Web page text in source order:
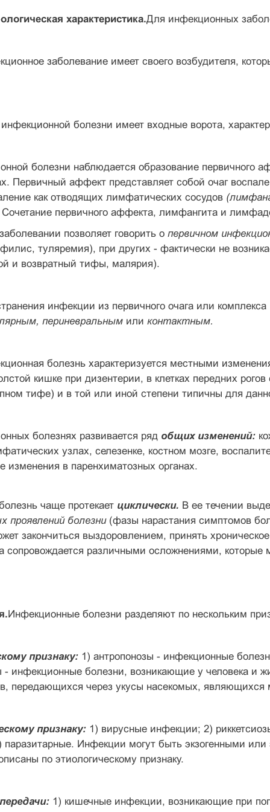
характеристика.Для инфекционных
заболевание имеет своего возбудителя,
болезни имеет входные ворота,
болезни наблюдается образование первичного
Первичный аффект представляет собой очаг
как отводящих лимфатических сосудов
Сочетание первичного аффекта, лимфангита и
позволяет говорить о первичном
туляремия), при других - фактически не
и возвратный тифы, малярия).
инфекции из первичного очага или
периневральным или контактным.
болезнь характеризуется местными
кишке при дизентерии, в клетках передних
тифе) и в той или иной степени типичны для
болезнях развивается ряд общих изменений:
узлах, селезенке, костном мозге,
изменения в паренхиматозных органах.
чаще протекает циклически. В ее течении
проявлений болезни (фазы нарастания симптомов
закончиться выздоровлением, принять
сопровождается различными осложнениями, которые
Инфекционные болезни разделяют по нескольким
признаку: 1) антропонозы - инфекционные
- инфекционные болезни, возникающие у человека и
передающихся через укусы насекомых, являющихся
признаку: 1) вирусные инфекции; 2)
паразитарные. Инфекции могут быть экзогенными
по этиологическому признаку.
1) кишечные инфекции, возникающие при